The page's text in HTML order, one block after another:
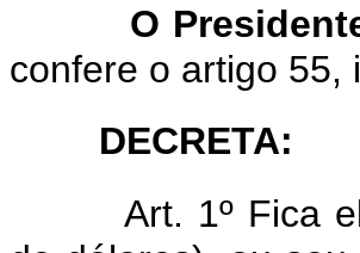
O
confere o artigo 55,
DECRETA:
Art. 1º Fica